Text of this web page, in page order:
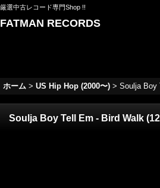
厳選中古レコード専門Shop !!
FATMAN RECORDS
ホーム > US Hip Hop (2000〜) > Soulja Boy
Soulja Boy Tell Em - Bird Walk